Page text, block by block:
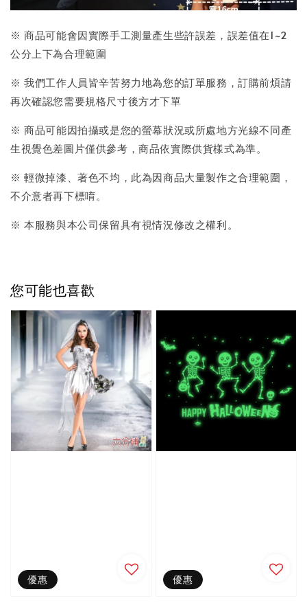
※ 商品可能會因實際手工測量產生些許誤差，誤差值在1~2
公分上下為合理範圍
※ 我們工作人員皆辛苦努力地為您的訂單服務，訂購前煩請
再次確認您需要規格尺寸後方才下單
※ 商品可能因拍攝或是您的螢幕狀況或所處地方光線不同產
生視覺色差圖片僅供參考，商品依實際供貨樣式為準。
※ 輕微掉漆、著色不均，此為因商品大量製作之合理範圍，
不介意者再下標唷。
※ 本服務與本公司保留具有視情況修改之權利。
您可能也喜歡
優惠 優惠